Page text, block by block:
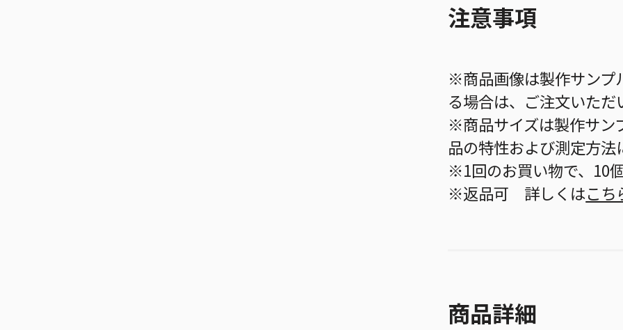
注意事項
※商品画像は製作サンプ
る場合は、ご注文いた
※商品サイズは製作サン
品の特性および測定方
※1回のお買い物で、10
※返品可 詳しくはこち
商品詳細